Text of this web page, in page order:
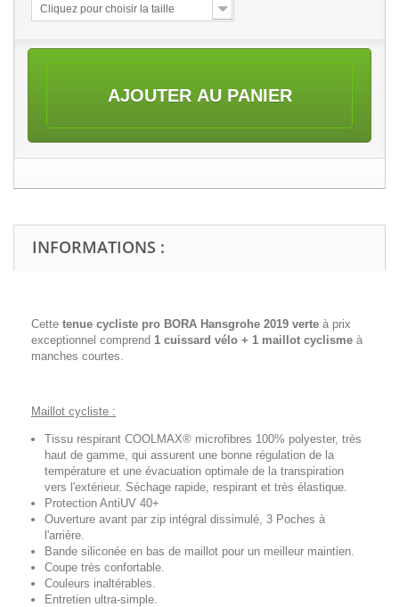
Cliquez pour choisir la taille
AJOUTER AU PANIER
INFORMATIONS :
Cette tenue cycliste pro BORA Hansgrohe 2019 verte à prix
exceptionnel comprend 1 cuissard vélo + 1 maillot cyclisme à
manches courtes.
Maillot cycliste :
Tissu respirant COOLMAX® microfibres 100% polyester, très
haut de gamme, qui assurent une bonne régulation de la
température et une évacuation optimale de la transpiration
vers l'extérieur. Séchage rapide, respirant et très élastique.
Protection AntiUV 40+
Ouverture avant par zip intégral dissimulé, 3 Poches à
l'arrière.
Bande siliconée en bas de maillot pour un meilleur maintien.
Coupe très confortable.
Couleurs inaltérables.
Entretien ultra-simple.